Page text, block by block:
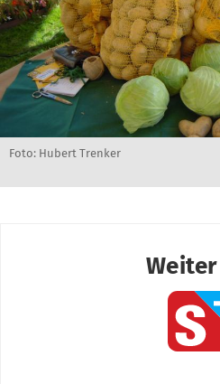
Foto: Hubert Trenker